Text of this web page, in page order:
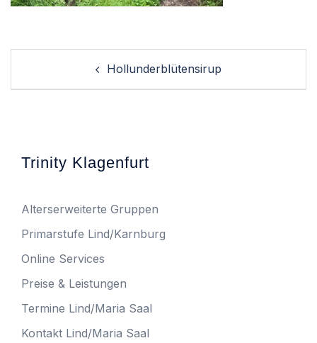
Hollunderblütensirup
Trinity Klagenfurt
Alterserweiterte Gruppen
Primarstufe Lind/Karnburg
Online Services
Preise & Leistungen
Termine Lind/Maria Saal
Kontakt Lind/Maria Saal